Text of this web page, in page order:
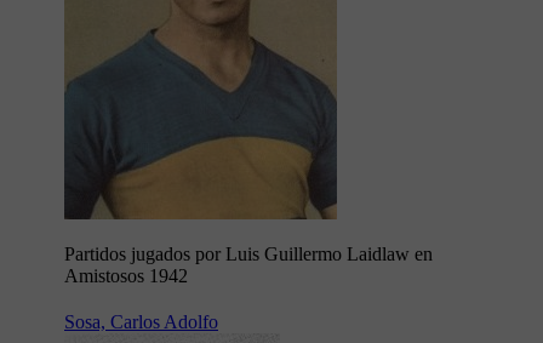
Partidos jugados por Luis Guillermo Laidlaw en
Amistosos 1942
Sosa, Carlos Adolfo